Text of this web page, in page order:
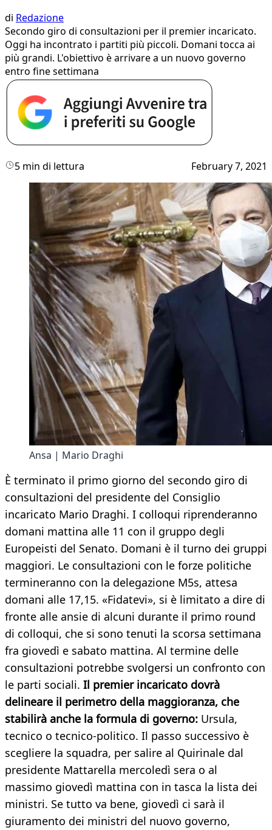
di Redazione
Secondo giro di consultazioni per il premier incaricato.
Oggi ha incontrato i partiti più piccoli. Domani tocca ai
più grandi. L'obiettivo è arrivare a un nuovo governo
entro fine settimana
5 min di lettura February 7, 2021
Ansa | Mario Draghi
È terminato il primo giorno del secondo giro di
consultazioni del presidente del Consiglio
incaricato Mario Draghi. I colloqui riprenderanno
domani mattina alle 11 con il gruppo degli
Europeisti del Senato. Domani è il turno dei gruppi
maggiori. Le consultazioni con le forze politiche
termineranno con la delegazione M5s, attesa
domani alle 17,15. «Fidatevi», si è limitato a dire di
fronte alle ansie di alcuni durante il primo round
di colloqui, che si sono tenuti la scorsa settimana
fra giovedì e sabato mattina. Al termine delle
consultazioni potrebbe svolgersi un confronto con
le parti sociali. Il premier incaricato dovrà
delineare il perimetro della maggioranza, che
stabilirà anche la formula di governo: Ursula,
tecnico o tecnico-politico. Il passo successivo è
scegliere la squadra, per salire al Quirinale dal
presidente Mattarella mercoledì sera o al
massimo giovedì mattina con in tasca la lista dei
ministri. Se tutto va bene, giovedì ci sarà il
giuramento dei ministri del nuovo governo,